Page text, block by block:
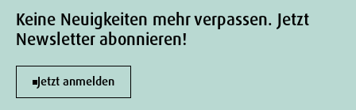
Keine Neuigkeiten mehr verpassen. Jetzt
Newsletter abonnieren!
Jetzt anmelden